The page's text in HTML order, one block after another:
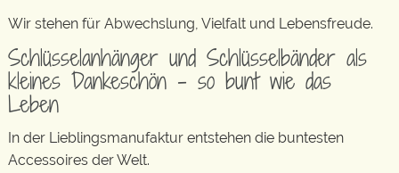
Wir stehen für Abwechslung, Vielfalt und Lebensfreude.
Schlüsselanhänger und Schlüsselbänder als
kleines Dankeschön – so bunt wie das
Leben
In der Lieblingsmanufaktur entstehen die buntesten
Accessoires der Welt.